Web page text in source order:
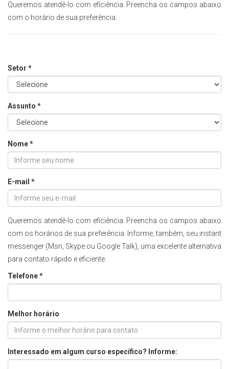
Queremos atendê-lo com eficiência. Preencha os campos abaixo
com o horário de sua preferência.
Setor *
Assunto *
Nome *
E-mail *
Queremos atendê-lo com eficiência. Preencha os campos abaixo
com os horários de sua preferência. Informe, também, seu instant
messenger (Msn, Skype ou Google Talk), uma excelente alternativa
para contato rápido e eficiente.
Telefone *
Melhor horário
Interessado em algum curso específico? Informe: